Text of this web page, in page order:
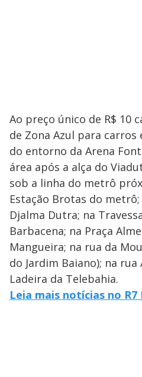
Ao preço único de R$ 10
de Zona Azul para
do entorno da Arena
área após a alça do
sob a linha do metrô
Estação Brotas do metrô;
Djalma Dutra; na
Barbacena; na Praça
Mangueira; na rua da
do Jardim Baiano); na
Ladeira da Telebahia.
Leia mais notícias no R7